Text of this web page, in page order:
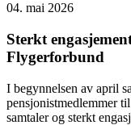
04. mai 2026
Sterkt
Flygerforbund
I begynnelsen av april
pensjonistmedlemmer
samtaler og sterkt